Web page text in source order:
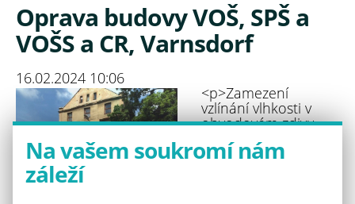
Na vašem soukromí nám
záleží
Oprava budovy VOŠ, SPŠ a
VOŠS a CR, Varnsdorf
16.02.2024 10:06
<p>Zamezení
vzlínání vlhkosti v
obvodovém zdivu.
</p>
2018